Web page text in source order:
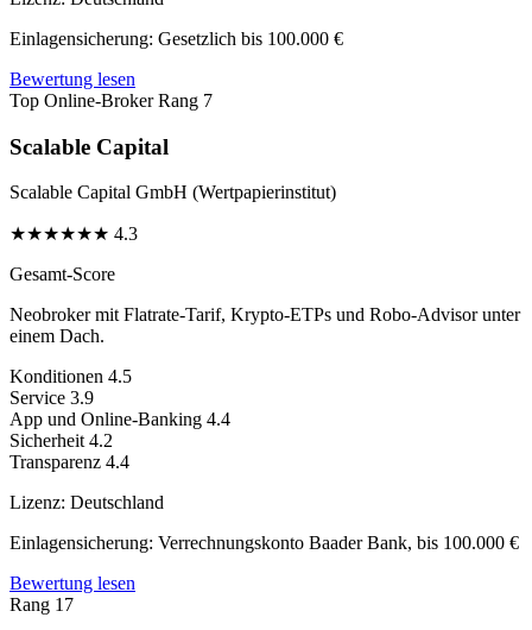
Einlagensicherung: Gesetzlich bis 100.000 €
Bewertung lesen
Top Online-Broker Rang 7
Scalable Capital
Scalable Capital GmbH (Wertpapierinstitut)
★★★★★★ 4.3
Gesamt-Score
Neobroker mit Flatrate-Tarif, Krypto-ETPs und Robo-Advisor unter
einem Dach.
Konditionen 4.5
Service 3.9
App und Online-Banking 4.4
Sicherheit 4.2
Transparenz 4.4
Lizenz: Deutschland
Einlagensicherung: Verrechnungskonto Baader Bank, bis 100.000 €
Bewertung lesen
Rang 17